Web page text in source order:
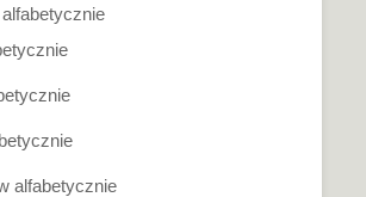
alfabetycznie